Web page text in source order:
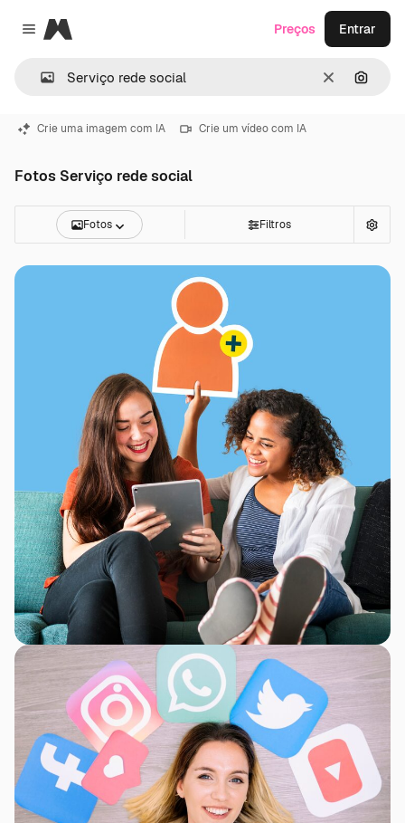
Close menu
Magnific
Limpar
Preços Entrar
Crie uma imagem com IA Crie um vídeo com IA
Fotos Serviço rede social
Fotos Filtros